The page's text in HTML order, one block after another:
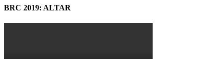
BRC 2019: ALTAR